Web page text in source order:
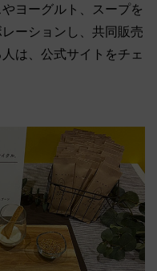
ヨーグルト、スープを
ーションし、共同販売
は、公式サイトをチェ